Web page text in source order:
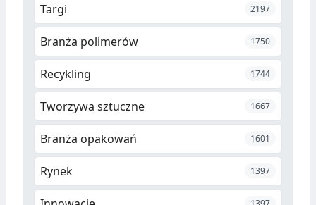
Targi 2197
Branża polimerów 1750
Recykling 1744
Tworzywa sztuczne 1667
Branża opakowań 1601
Rynek 1397